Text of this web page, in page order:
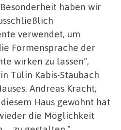
haben wir
verwendet, um
Formensprache der
wirken zu lassen“,
Tülin Kabis-Staubach
Andreas Kracht,
Haus gewohnt hat
die Möglichkeit